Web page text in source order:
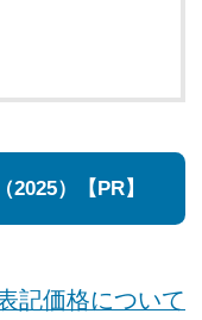
2025）【PR】
記価格について